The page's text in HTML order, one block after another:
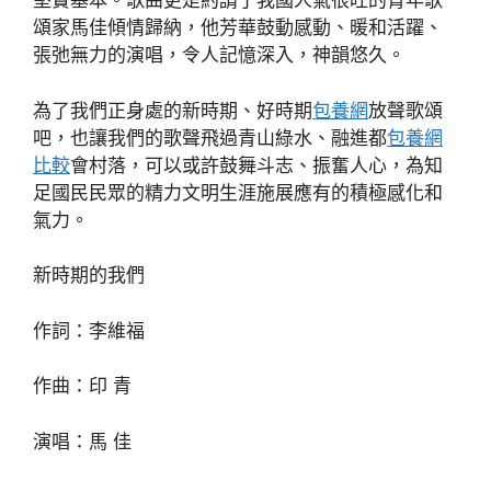
頌家馬佳傾情歸納，他芳華鼓動感動、暖和活躍、
張弛無力的演唱，令人記憶深入，神韻悠久。
為了我們正身處的新時期、好時期包養網放聲歌頌
吧，也讓我們的歌聲飛過青山綠水、融進都包養網
比較會村落，可以或許鼓舞斗志、振奮人心，為知
足國民民眾的精力文明生涯施展應有的積極感化和
氣力。
新時期的我們
作詞：李維福
作曲：印 青
演唱：馬 佳